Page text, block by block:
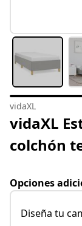
vidaXL
vidaXL
colchón
Opciones
Diseña tu